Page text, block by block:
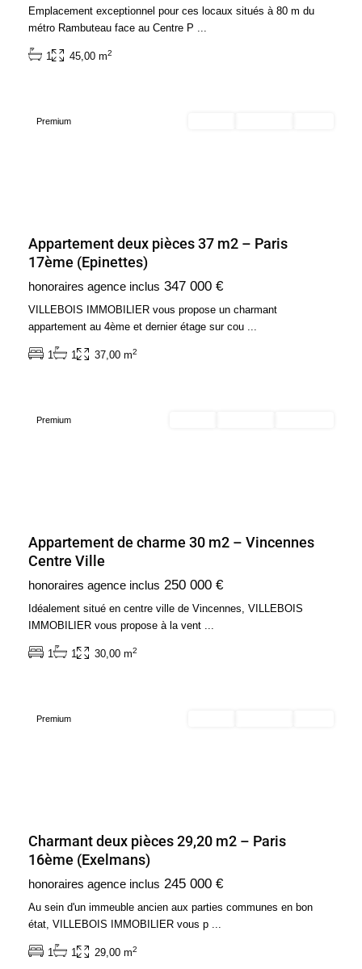
Emplacement exceptionnel pour ces locaux situés à 80 m du
métro Rambuteau face au Centre P ...
1 45,00 m2
France,
Paris
Arrondissement
Premium
Appartement deux pièces 37 m2 – Paris
17ème (Epinettes)
honoraires agence inclus 347 000 €
VILLEBOIS IMMOBILIER vous propose un charmant
appartement au 4ème et dernier étage sur cou ...
1 1 37,00 m2
Ile
de
France,
-
Premium
Appartement de charme 30 m2 – Vincennes
Centre Ville
honoraires agence inclus 250 000 €
Idéalement situé en centre ville de Vincennes, VILLEBOIS
IMMOBILIER vous propose à la vent ...
1 1 30,00 m2
Ile
de
France,
Paris
Arrondissement
Premium
Charmant deux pièces 29,20 m2 – Paris
16ème (Exelmans)
honoraires agence inclus 245 000 €
Au sein d'un immeuble ancien aux parties communes en bon
état, VILLEBOIS IMMOBILIER vous p ...
1 1 29,00 m2